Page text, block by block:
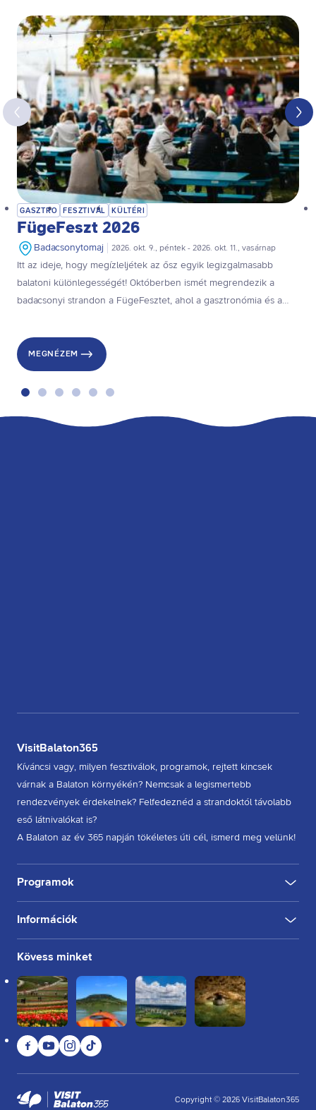
GASZTRO FESZTIVÁL KÜLTÉRI
FügeFeszt 2026
Badacsonytomaj 2026. okt. 9., péntek - 2026. okt. 11., vasárnap
Itt az ideje, hogy megízleljétek az ősz egyik legizgalmasabb
balatoni különlegességét! Októberben ismét megrendezik a
badacsonyi strandon a FügeFesztet, ahol a gasztronómia és a
MEGNÉZEM
VisitBalaton365
Kíváncsi vagy, milyen fesztiválok, programok, rejtett kincsek
várnak a Balaton környékén? Nemcsak a legismertebb
rendezvények érdekelnek? Felfedeznéd a strandoktól távolabb
eső látnivalókat is?
A Balaton az év 365 napján tökéletes úti cél, ismerd meg velünk!
Programok
KULTÚRA FESZTIVÁL
TÚRA, SÉTA
KERÉKPÁROZÁS
Információk
Rólunk
Kapcsolat
Partnereink
Felhasználási feltételek
Adatkezelési tájékoztató
Sütikezelési tájékoztató
Kövess minket
Facebook
YouTubeInstagram
TikTok
Copyright © 2026 VisitBalaton365